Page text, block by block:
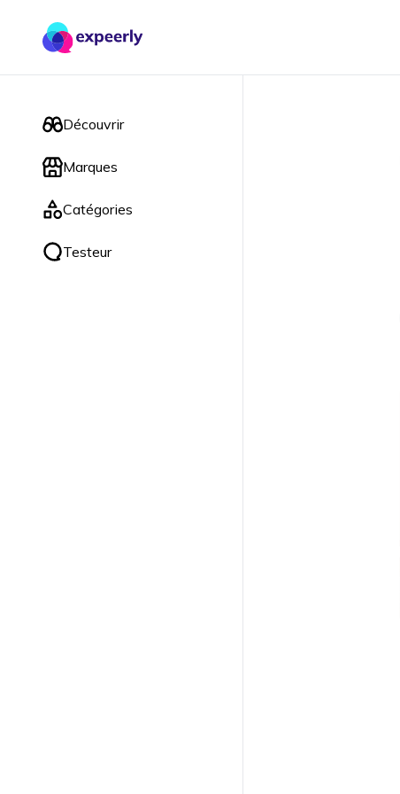
Découvrir
Marques
Catégories
Testeur